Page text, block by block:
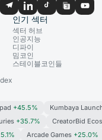
인기 섹터
섹터 허브
인공지능
디파이
밈코인
스테이블코인들
+45.5% Kumbaya
+35.7% CreatorBid
Arcade Games +25.0%